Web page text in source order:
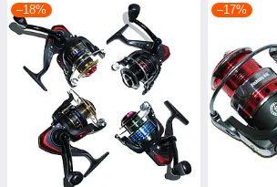
–18% –17%